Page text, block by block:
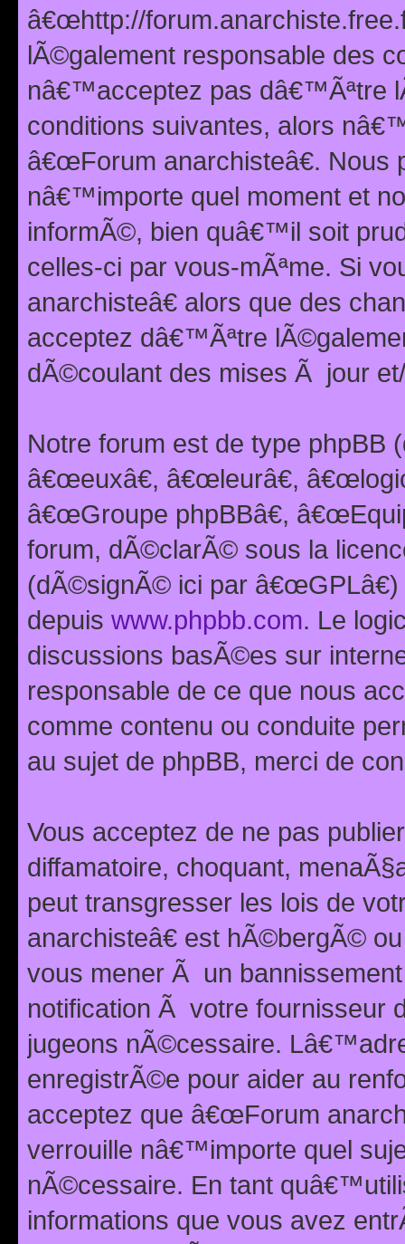
â€œhttp://
lÃ©galement responsable des
nâ€™acceptez pas dâ€™Ãªtre
conditions suivantes, alors
â€œForum anarchisteâ€.
nâ€™importe quel moment et
informÃ©, bien quâ€™il soit
celles-ci par vous-mÃªme. Si
anarchisteâ€ alors que des
acceptez dâ€™Ãªtre
dÃ©coulant des mises Ã jour
Notre forum est de type phpBB
â€œeuxâ€, â€œleurâ€,
â€œGroupe phpBBâ€,
forum, dÃ©clarÃ© sous la
(dÃ©signÃ© ici par
depuis www.phpbb.com. Le
discussions basÃ©es sur
responsable de ce que nous
comme contenu ou conduite
au sujet de phpBB, merci de
Vous acceptez de ne pas
diffamatoire, choquant,
peut transgresser les lois de
anarchisteâ€ est hÃ©bergÃ©
vous mener Ã un
notification Ã votre fournisseur
jugeons nÃ©cessaire.
enregistrÃ©e pour aider au
acceptez que â€œForum
verrouille nâ€™importe quel
nÃ©cessaire. En tant
informations que vous avez